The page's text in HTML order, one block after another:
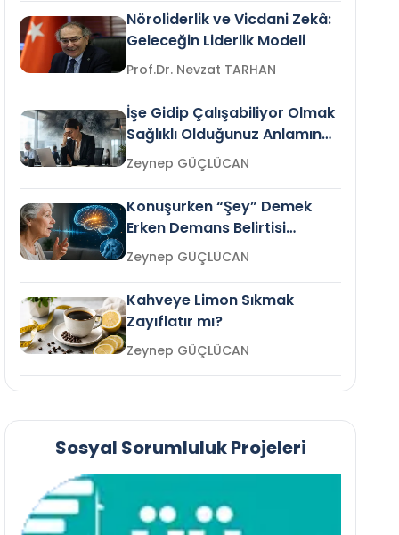
Nöroliderlik ve Vicdani Zekâ:
Geleceğin Liderlik Modeli
Prof.Dr. Nevzat TARHAN
İşe Gidip Çalışabiliyor Olmak
Sağlıklı Olduğunuz Anlamına
Gelir mi?Zeynep GÜÇLÜCAN
Konuşurken “Şey” Demek
Erken Demans Belirtisi
Olabilir mi?Zeynep GÜÇLÜCAN
Kahveye Limon Sıkmak
Zayıflatır mı?
Zeynep GÜÇLÜCAN
Sosyal Sorumluluk Projeleri